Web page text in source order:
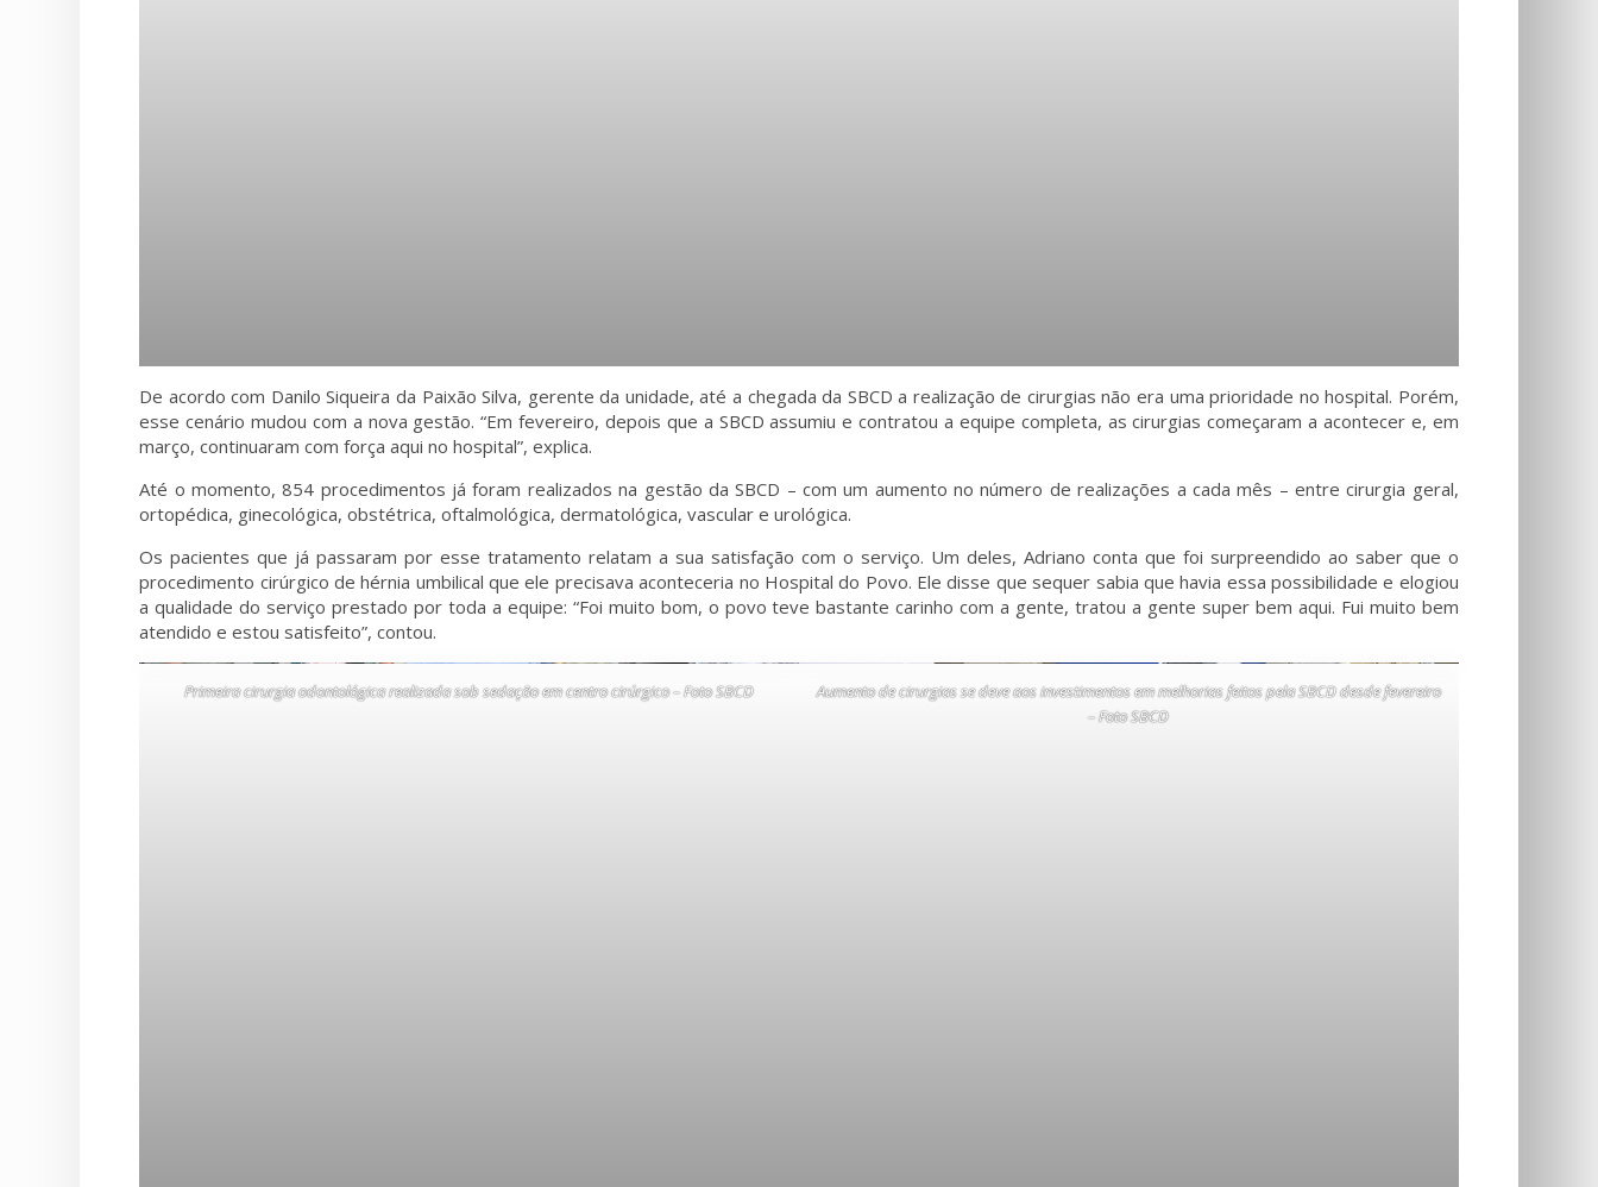
De acordo com Danilo Siqueira da Paixão Silva, gerente da unidade, até a chegada da SBCD a realização de cirurgias não era uma prioridade no hospital. Porém,
esse cenário mudou com a nova gestão. “Em fevereiro, depois que a SBCD assumiu e contratou a equipe completa, as cirurgias começaram a acontecer e, em
março, continuaram com força aqui no hospital”, explica.
Até o momento, 854 procedimentos já foram realizados na gestão da SBCD – com um aumento no número de realizações a cada mês – entre cirurgia geral,
ortopédica, ginecológica, obstétrica, oftalmológica, dermatológica, vascular e urológica.
Os pacientes que já passaram por esse tratamento relatam a sua satisfação com o serviço. Um deles, Adriano conta que foi surpreendido ao saber que o
procedimento cirúrgico de hérnia umbilical que ele precisava aconteceria no Hospital do Povo. Ele disse que sequer sabia que havia essa possibilidade e elogiou
a qualidade do serviço prestado por toda a equipe: “Foi muito bom, o povo teve bastante carinho com a gente, tratou a gente super bem aqui. Fui muito bem
atendido e estou satisfeito”, contou.
Primeira cirurgia odontológica realizada sob sedação em centro cirúrgico– Foto SBCD
Aumento de cirurgias se deve aos investimentos em melhorias feitos pela SBCD desde fevereiro
– Foto SBCD